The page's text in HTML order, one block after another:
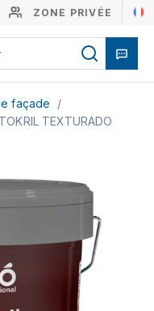
ZONE PRIVÉE
façade
/
TEXTURADO